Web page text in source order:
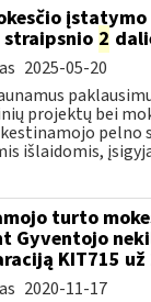
įstatymo
straipsnio 2
2025-05-20
projektų bei
pelno
išlaidomis,
turto
Gyventojo
KIT715 už
2020-11-17